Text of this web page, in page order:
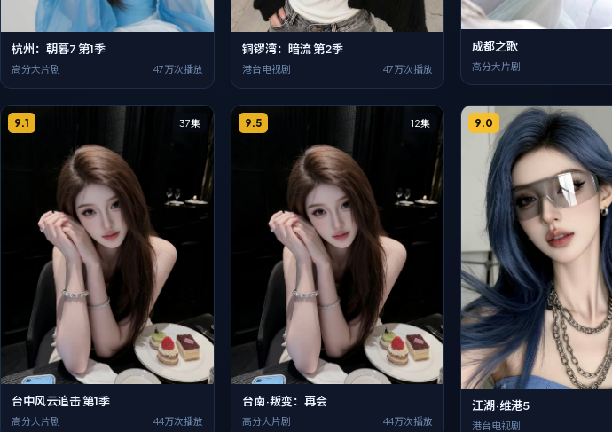
杭州：朝暮7 第1季
高分大片剧 47万次播放
铜锣湾：暗流 第2季
港台电视剧 47万次播放
成都之歌
高分大片剧
9.1 37集
台中风云追击 第1季
高分大片剧 44万次播放
9.5 12集
台南·叛变：再会
高分大片剧 44万次播放
9.0
江湖·维港5
港台电视剧